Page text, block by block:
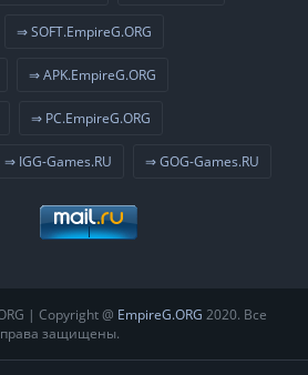
⇒ SOFT.EmpireG.ORG
⇒ APK.EmpireG.ORG
⇒ PC.EmpireG.ORG
⇒ IGG-Games.RU ⇒ GOG-Games.RU
| Copyright @ EmpireG.ORG 2020. Все
права защищены.